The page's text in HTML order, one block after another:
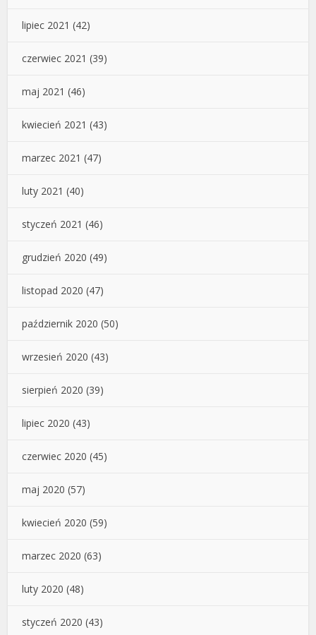
lipiec 2021 (42)
czerwiec 2021 (39)
maj 2021 (46)
kwiecień 2021 (43)
marzec 2021 (47)
luty 2021 (40)
styczeń 2021 (46)
grudzień 2020 (49)
listopad 2020 (47)
październik 2020 (50)
wrzesień 2020 (43)
sierpień 2020 (39)
lipiec 2020 (43)
czerwiec 2020 (45)
maj 2020 (57)
kwiecień 2020 (59)
marzec 2020 (63)
luty 2020 (48)
styczeń 2020 (43)